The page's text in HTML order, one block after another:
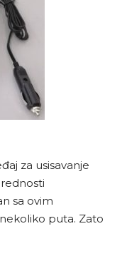
za usisavanje
sa ovim
puta. Zato